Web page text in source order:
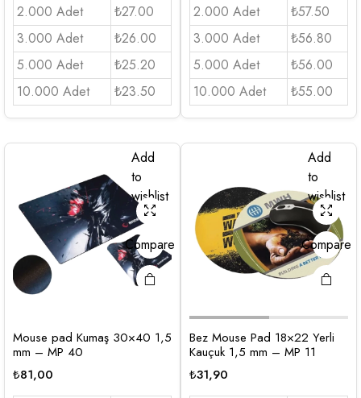
2.000 Adet
₺27.00
3.000 Adet
₺26.00
5.000 Adet
₺25.20
10.000 Adet
₺23.50
2.000 Adet
₺57.50
3.000 Adet
₺56.80
5.000 Adet
₺56.00
10.000 Adet
₺55.00
Add
to
wishlist
Compare
Mouse pad Kumaş 30×40 1,5
mm – MP 40
₺81,00
Add
to
wishlist
Compare
Bez Mouse Pad 18×22 Yerli
Kauçuk 1,5 mm – MP 11
₺31,90